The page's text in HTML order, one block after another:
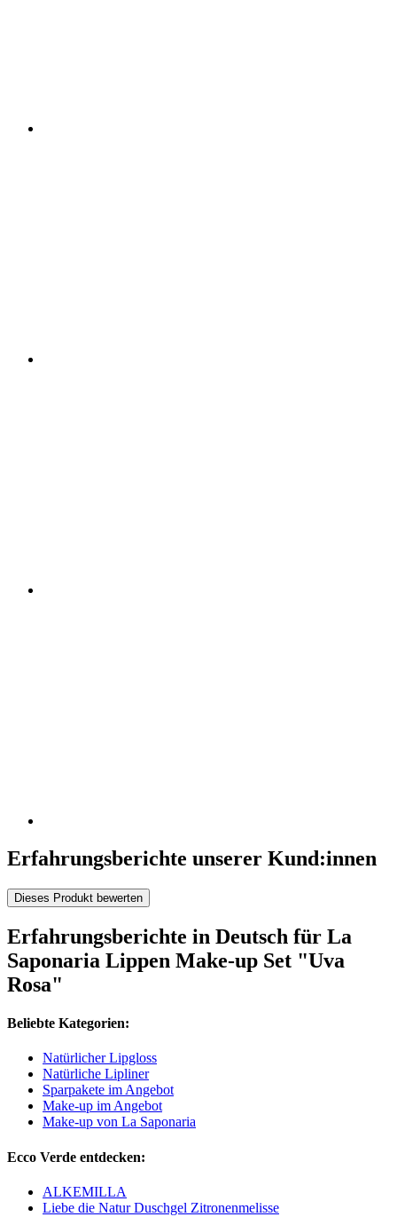
Erfahrungsberichte unserer Kund:innen
Dieses Produkt bewerten
Erfahrungsberichte in Deutsch für La
Saponaria Lippen Make-up Set "Uva
Rosa"
Beliebte Kategorien:
Natürlicher Lipgloss
Natürliche Lipliner
Sparpakete im Angebot
Make-up im Angebot
Make-up von La Saponaria
Ecco Verde entdecken:
ALKEMILLA
Liebe die Natur Duschgel Zitronenmelisse